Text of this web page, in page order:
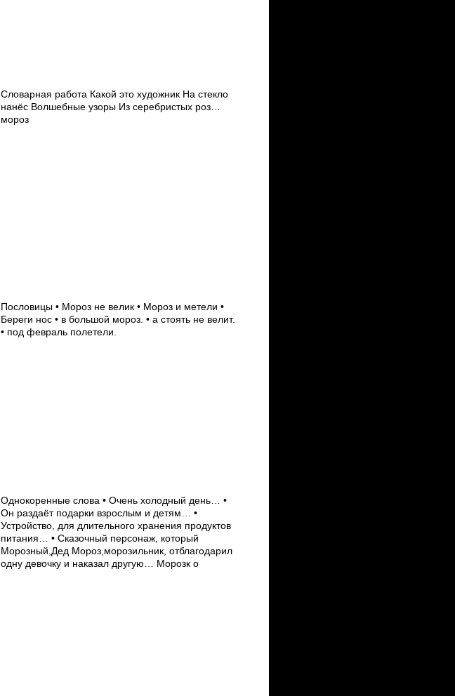
Словарная работа Какой это художник На стекло
нанёс Волшебные узоры Из серебристых роз…
мороз
Пословицы • Мороз не велик • Мороз и метели •
Береги нос • в большой мороз. • а стоять не велит.
• под февраль полетели.
Однокоренные слова • Очень холодный день… •
Он раздаёт подарки взрослым и детям… •
Устройство, для длительного хранения продуктов
питания… • Сказочный персонаж, который
Морозный,Дед Мороз,морозильник, отблагодарил
одну девочку и наказал другую… Морозк о